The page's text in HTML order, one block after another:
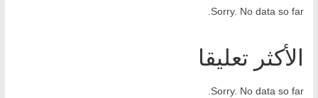
Sorry. No data so far.
الأكثر تعليقا
Sorry. No data so far.